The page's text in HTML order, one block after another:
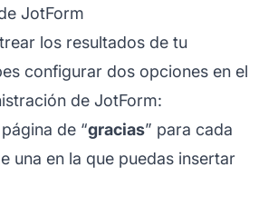
JotForm
los resultados de tu
configurar dos opciones en el
de JotForm:
de “gracias” para cada
una en la que puedas insertar